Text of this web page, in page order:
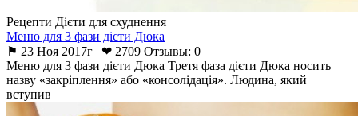
Рецепти Дієти для схуднення
Меню для 3 фази дієти Дюка
⚑ 23 Ноя 2017г | ❤ 2709 Отзывы: 0
Меню для 3 фази дієти Дюка Третя фаза дієти Дюка носить
назву «закріплення» або «консолідація». Людина, який
вступив